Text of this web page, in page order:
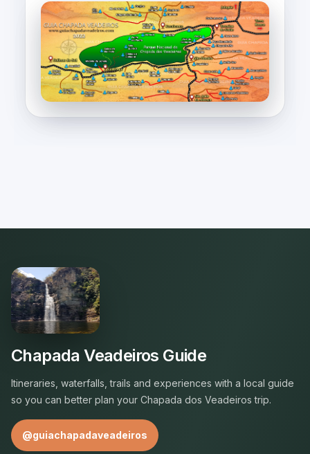
Chapada Veadeiros Guide
Itineraries, waterfalls, trails and experiences with a local guide
so you can better plan your Chapada dos Veadeiros trip.
@guiachapadaveadeiros